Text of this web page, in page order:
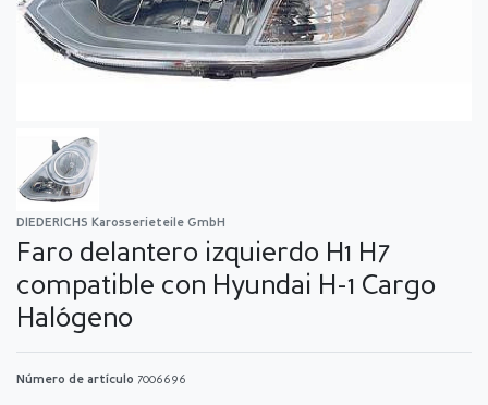
DIEDERICHS Karosserieteile GmbH
Faro delantero izquierdo H1 H7
compatible con Hyundai H-1 Cargo
Halógeno
Número de artículo 7006696